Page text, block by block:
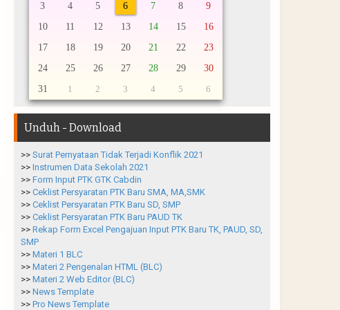
3
4 5 6 7 8
9
10
11 12 13 14 15
16
17
18 19 20 21 22
23
24
25 26 27 28 29
30
31
1 2 3 4 5 6
Unduh - Download
>> Surat Pernyataan Tidak Terjadi Konflik 2021
>> Instrumen Data Sekolah 2021
>> Form Input PTK GTK Cabdin
>> Ceklist Persyaratan PTK Baru SMA, MA,SMK
>> Ceklist Persyaratan PTK Baru SD, SMP
>> Ceklist Persyaratan PTK Baru PAUD TK
>> Rekap Form Excel Pengajuan Input PTK Baru TK, PAUD, SD,
SMP
>> Materi 1 BLC
>> Materi 2 Pengenalan HTML (BLC)
>> Materi 2 Web Editor (BLC)
>> News Template
>> Pro News Template